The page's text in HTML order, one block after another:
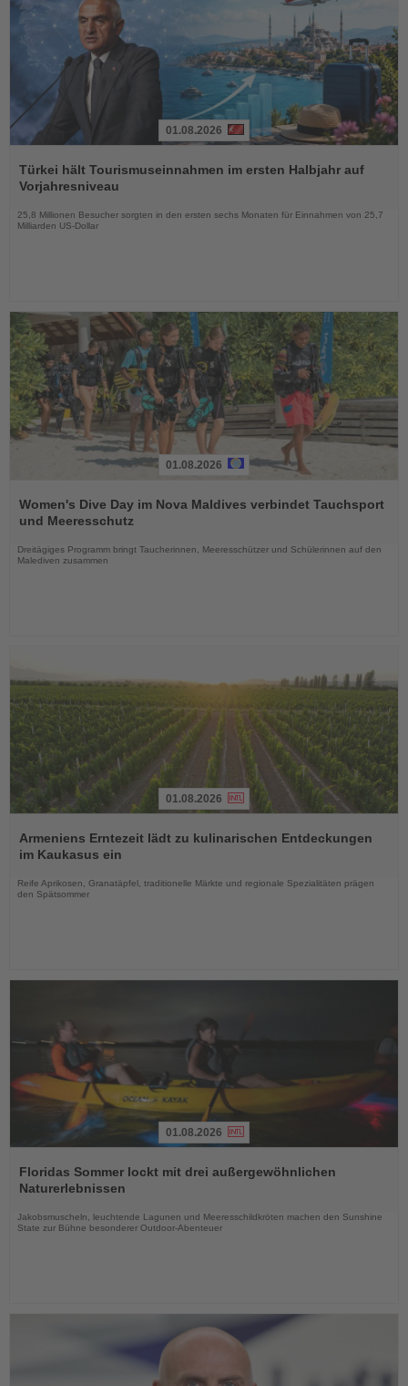
Sie
die
Nachrichten
01.08.2026
Türkei hält Tourismuseinnahmen im ersten Halbjahr auf
Vorjahresniveau
25,8 Millionen Besucher sorgten in den ersten sechs Monaten für Einnahmen von 25,7
Milliarden US-Dollar
Sie
die
01.08.2026
Women's Dive Day im Nova Maldives verbindet Tauchsport
und Meeresschutz
Dreitägiges Programm bringt Taucherinnen, Meeresschützer und Schülerinnen auf den
Malediven zusammen
Sie
die
01.08.2026
Armeniens Erntezeit lädt zu kulinarischen Entdeckungen
im Kaukasus ein
Reife Aprikosen, Granatäpfel, traditionelle Märkte und regionale Spezialitäten prägen
den Spätsommer
Sie
die
01.08.2026
Floridas Sommer lockt mit drei außergewöhnlichen
Naturerlebnissen
Jakobsmuscheln, leuchtende Lagunen und Meeresschildkröten machen den Sunshine
State zur Bühne besonderer Outdoor-Abenteuer